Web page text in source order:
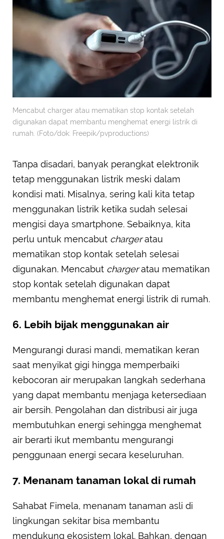
Mencabut charger atau mematikan stop kontak setelah
digunakan dapat membantu menghemat energi listrik di
rumah. (Foto/dok: Freepik/pvproductions)
Tanpa disadari, banyak perangkat elektronik
tetap menggunakan listrik meski dalam
kondisi mati. Misalnya, sering kali kita tetap
menggunakan listrik ketika sudah selesai
mengisi daya smartphone. Sebaiknya, kita
perlu untuk mencabut chargeratau
mematikan stop kontak setelah selesai
digunakan. Mencabut chargeratau mematikan
stop kontak setelah digunakan dapat
membantu menghemat energi listrik di rumah.
6. Lebih bijak menggunakan air
Mengurangi durasi mandi, mematikan keran
saat menyikat gigi hingga memperbaiki
kebocoran air merupakan langkah sederhana
yang dapat membantu menjaga ketersediaan
air bersih. Pengolahan dan distribusi air juga
membutuhkan energi sehingga menghemat
air berarti ikut membantu mengurangi
penggunaan energi secara keseluruhan.
7. Menanam tanaman lokal di rumah
Sahabat Fimela, menanam tanaman asli di
lingkungan sekitar bisa membantu
mendukung ekosistem lokal. Bahkan, dengan